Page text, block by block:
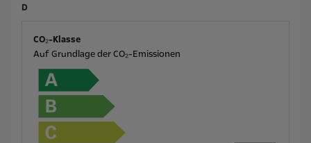
D
CO₂-Klasse
Auf Grundlage der CO₂-Emissionen